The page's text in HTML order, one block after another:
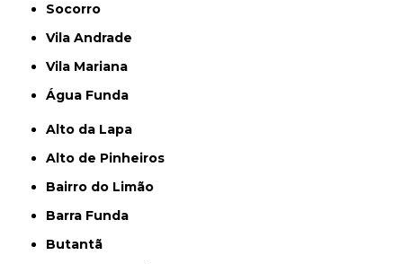
Socorro
Vila Andrade
Vila Mariana
Água Funda
Alto da Lapa
Alto de Pinheiros
Bairro do Limão
Barra Funda
Butantã